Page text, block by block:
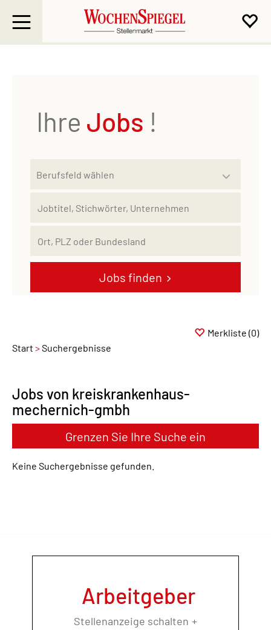
Ihre Jobs !
Jobs finden
Start Suchergebnisse
Merkliste (0)
Jobs von kreiskrankenhaus-
mechernich-gmbh
Grenzen Sie Ihre Suche ein
Keine Suchergebnisse gefunden.
Arbeitgeber
Stellenanzeige schalten